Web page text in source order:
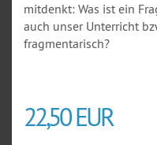
mitdenkt: Was ist ein
auch unser Unterricht
fragmentarisch?
22,50 EUR